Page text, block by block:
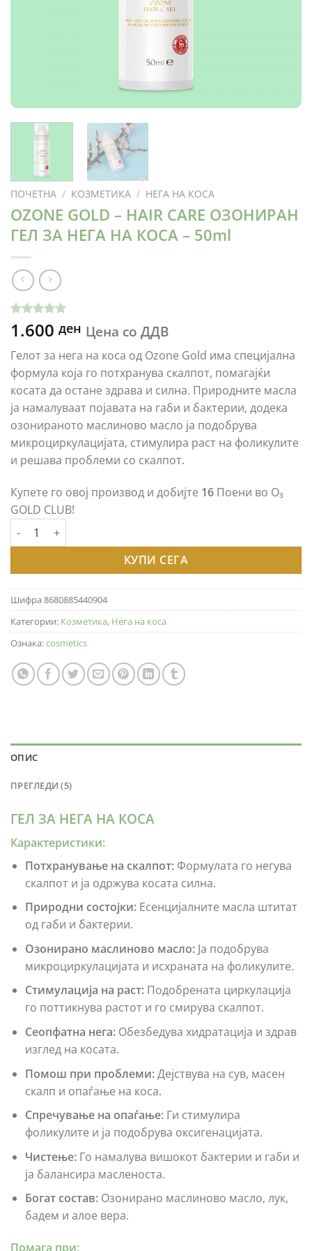
ПОЧЕТНА / КОЗМЕТИКА / НЕГА НА КОСА
OZONE GOLD – HAIR CARE ОЗОНИРАН
ГЕЛ ЗА НЕГА НА КОСА – 50ml
Оценето
5.00од 5
на оценки
на клиент
5
1.600 ден Цена со ДДВ
Гелот за нега на коса од Ozone Gold има специјална
формула која го потхранува скалпот, помагајќи
косата да остане здрава и силна. Природните масла
ја намалуваат појавата на габи и бактерии, додека
озонираното маслиново масло ја подобрува
микроциркулацијата, стимулира раст на фоликулите
и решава проблеми со скалпот.
Купете го овој производ и добијте 16 Поени во O₃
GOLD CLUB!
OZONE GOLD - HAIR CARE ОЗОНИРАН ГЕЛ ЗА НЕГА НА КОСА
КУПИ СЕГА
Шифра 8680885440904
Категории: Козметика, Нега на коса
Ознака:cosmetics
ОПИС
ПРЕГЛЕДИ (5)
ГЕЛ ЗА НЕГА НА КОСА
Карактеристики:
Потхранување на скалпот:Формулата го негува
скалпот и ја одржува косата силна.
Природни состојки:Есенцијалните масла штитат
од габи и бактерии.
Озонирано маслиново масло:Ја подобрува
микроциркулацијата и исхраната на фоликулите.
Стимулација на раст:Подобрената циркулација
го поттикнува растот и го смирува скалпот.
Сеопфатна нега:Обезбедува хидратација и здрав
изглед на косата.
Помош при проблеми:Дејствува на сув, масен
скалп и опаѓање на коса.
Спречување на опаѓање:Ги стимулира
фоликулите и ја подобрува оксигенацијата.
Чистење:Го намалува вишокот бактерии и габи и
ја балансира масленоста.
Богат состав:Озонирано маслиново масло, лук,
бадем и алое вера.
Помага при: